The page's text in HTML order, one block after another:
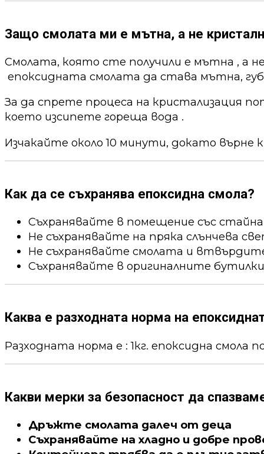
Защо смолата ми е мътна, а не
Смолата, която сте получили е мътна , а
епоксидната смолата да става мътна,
За да спрете процеса на кристализация
което изсипете гореща вода .
Изчакайте около 10 минути, докато върне
Как да се съхранява епоксидна смола?
Съхранявайте в помещение със
Не съхранявайте на пряка слънчева
Не съхранявайте смолата и
Съхранявайте в оригиналните
Каква е разходната норма на
Разходната норма е : 1кг. епоксидна смола
Какви мерки за безопасност да
Дръжте смолата далеч от деца
Съхранявайте на хладно и добре